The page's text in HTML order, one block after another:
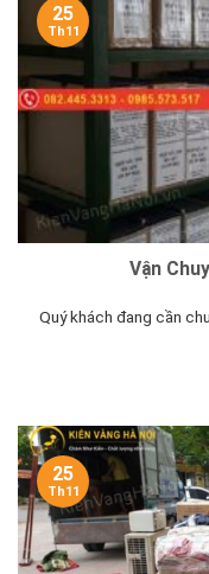
Vận
Quý khách đang cần
25
Th11
25
Th11